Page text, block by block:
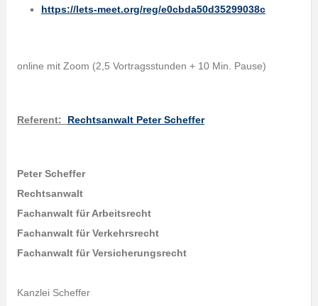
https://lets-meet.org/reg/e0cbda50d35299038c
online mit Zoom (2,5 Vortragsstunden + 10 Min. Pause)
Referent: Rechtsanwalt Peter Scheffer
Peter Scheffer
Rechtsanwalt
Fachanwalt für Arbeitsrecht
Fachanwalt für Verkehrsrecht
Fachanwalt für Versicherungsrecht
Kanzlei Scheffer